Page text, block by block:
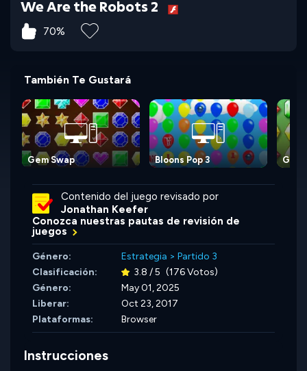
We Are the Robots 2
70%
También Te Gustará
Gem Swap Bloons Pop 3 Gem
Contenido del juego revisado por
Jonathan Keefer
Conozca nuestras pautas de revisión de
juegos
Género: Estrategia > Partido 3
Clasificación:
3.8 / 5 (176 Votos)
Género:
May 01, 2025
Liberar:
Oct 23, 2017
Plataformas:
Browser
Instrucciones